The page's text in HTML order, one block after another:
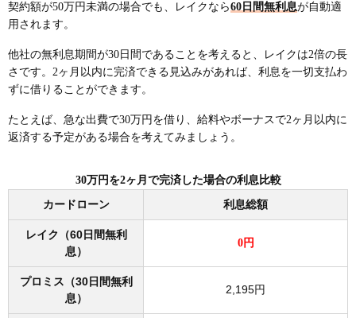
契約額が50万円未満の場合でも、レイクなら60日間無利息が自動適
用されます。
他社の無利息期間が30日間であることを考えると、レイクは2倍の長
さです。2ヶ月以内に完済できる見込みがあれば、利息を一切支払わ
ずに借りることができます。
たとえば、急な出費で30万円を借り、給料やボーナスで2ヶ月以内に
返済する予定がある場合を考えてみましょう。
30万円を2ヶ月で完済した場合の利息比較
カードローン 利息総額
レイク（60日間無利
息）
0円
プロミス（30日間無利
息）
2,195円